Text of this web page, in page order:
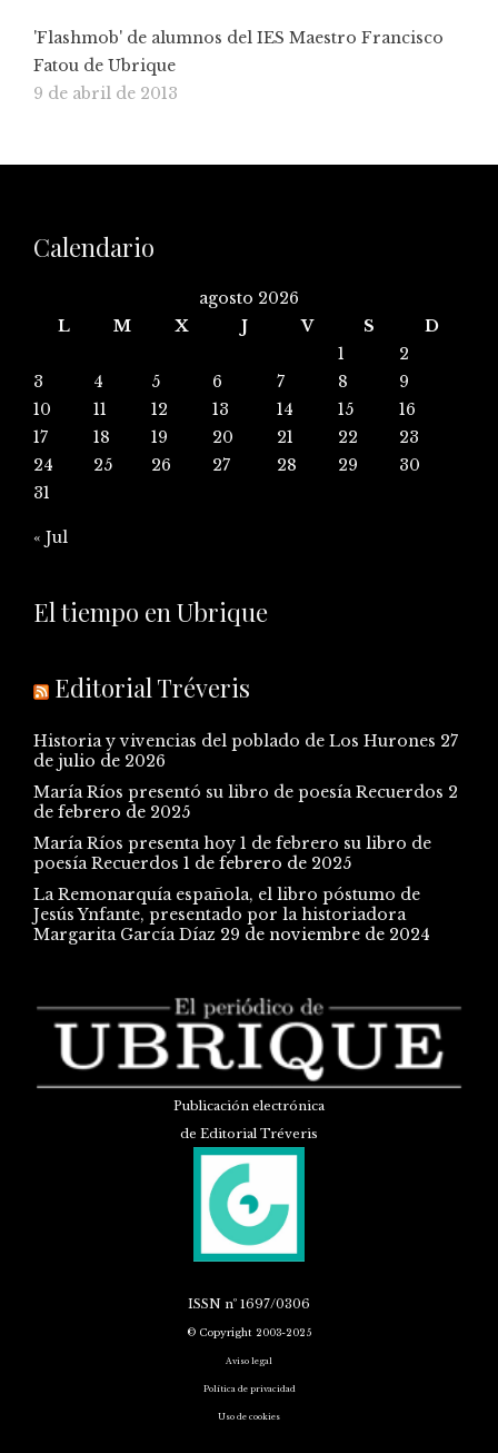
'Flashmob' de alumnos del IES Maestro Francisco
Fatou de Ubrique
9 de abril de 2013
Calendario
agosto 2026
L
M X J V S
D
1
2
3
4 5 6 7 8
9
10
11 12 13 14 15
16
17
18 19 20 21 22
23
24
25 26 27 28 29
30
31
« Jul
El tiempo en Ubrique
Editorial Tréveris
Historia y vivencias del poblado de Los Hurones 27
de julio de 2026
María Ríos presentó su libro de poesía Recuerdos 2
de febrero de 2025
María Ríos presenta hoy 1 de febrero su libro de
poesía Recuerdos 1 de febrero de 2025
La Remonarquía española, el libro póstumo de
Jesús Ynfante, presentado por la historiadora
Margarita García Díaz 29 de noviembre de 2024
Publicación electrónica
de Editorial Tréveris
ISSN nº 1697/0306
© Copyright 2003-2025
Aviso legal
Política de privacidad
Uso de cookies